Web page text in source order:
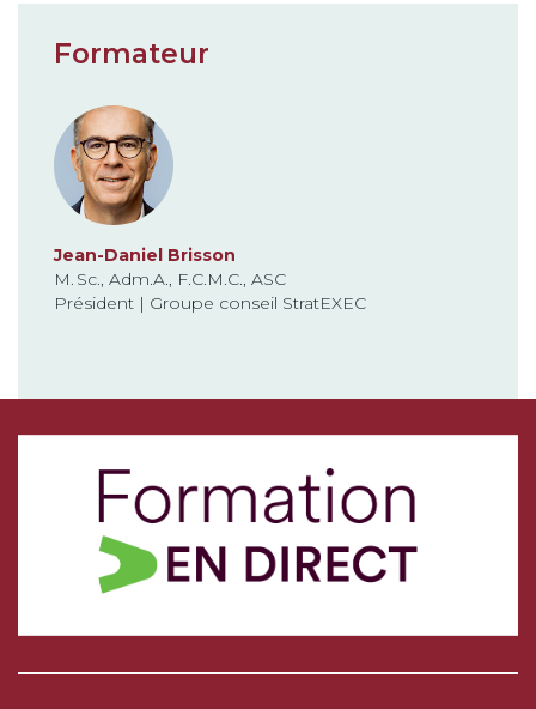
Formateur
Jean-Daniel Brisson
M. Sc., Adm.A., F.C.M.C., ASC
Président | Groupe conseil StratEXEC